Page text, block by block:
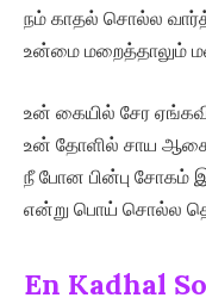
நம் காதல் சொல்ல
உன்மை மறைத்தாலும்
உன் கையில் சேர
உன் தோளில் சாய
நீ போன பின்பு சோகம்
என்று பொய் சொல்ல
En Kadhal